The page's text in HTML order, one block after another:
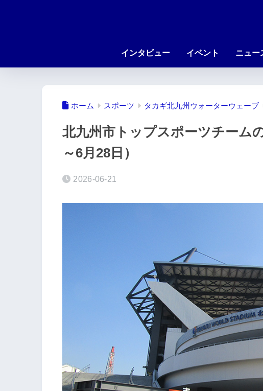
インタビュー イベント ニュー
ホーム スポーツ タカギ北九州ウォーターウェーブ
北九州市トップスポーツチーム
～6月28日）
2026-06-21